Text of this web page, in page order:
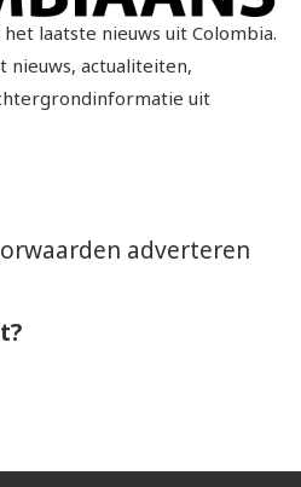
laatste nieuws uit Colombia.
nieuws, actualiteiten,
uit
adverteren